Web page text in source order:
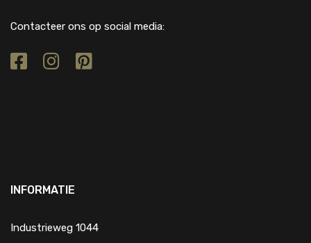
Contacteer ons op social media:
INFORMATIE
Industrieweg 1044